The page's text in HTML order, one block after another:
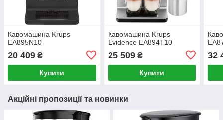
Кавомашина Krups
EA895N10
20 409 ₴
Купити
Кавомашина Krups
Evidence EA894T10
25 509₴
Купити
32
Акційні пропозиції та новинки